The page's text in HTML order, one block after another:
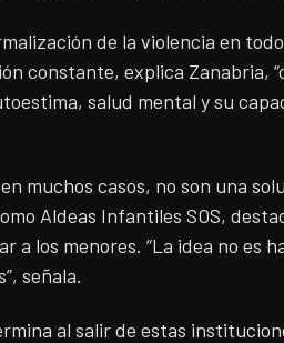
de la violencia en
constante, explica Zanabria,
salud mental y su
muchos casos, no son una
Aldeas Infantiles SOS,
los menores. “La idea no es
señala.
al salir de estas